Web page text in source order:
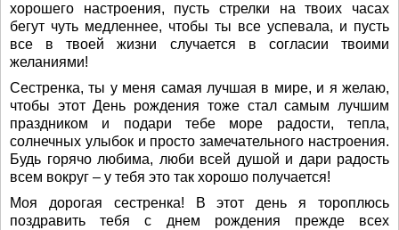
хорошего настроения, пусть стрелки на твоих часах
бегут чуть медленнее, чтобы ты все успевала, и пусть
все в твоей жизни случается в согласии твоими
желаниями!
Сестренка, ты у меня самая лучшая в мире, и я желаю,
чтобы этот День рождения тоже стал самым лучшим
праздником и подари тебе море радости, тепла,
солнечных улыбок и просто замечательного настроения.
Будь горячо любима, люби всей душой и дари радость
всем вокруг – у тебя это так хорошо получается!
Моя дорогая сестренка! В этот день я тороплюсь
поздравить тебя с днем рождения прежде всех